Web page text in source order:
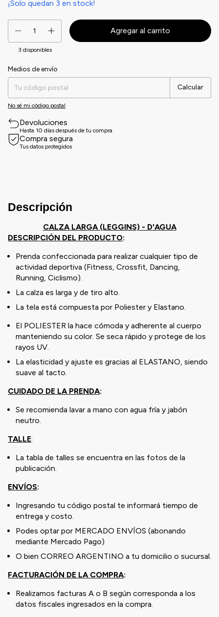
¡Solo quedan 3 en stock!
3 disponibles
Entregas para el CP:
Medios de envío
Calcular
No sé mi código postal
Devoluciones
Hasta 10 días después de tu compra
Compra segura
Tus datos protegidos
Descripción
CALZA LARGA (LEGGINS) - D'AGUA
DESCRIPCIÓN DEL PRODUCTO:
Prenda confeccionada para realizar cualquier tipo de
actividad deportiva (Fitness, Crossfit, Dancing,
Running, Ciclismo).
La calza es larga y de tiro alto.
La tela está compuesta por Poliester y Elastano.
El POLIESTER la hace cómoda y adherente al cuerpo
manteniendo su color. Se seca rápido y protege de los
rayos UV.
La elasticidad y ajuste es gracias al ELASTANO, siendo
suave al tacto.
CUIDADO DE LA PRENDA:
Se recomienda lavar a mano con agua fría y jabón
neutro.
TALLE:
La tabla de talles se encuentra en las fotos de la
publicación.
ENVÍOS:
Ingresando tu código postal te informará tiempo de
entrega y costo.
Podes optar por MERCADO ENVÍOS (abonando
mediante Mercado Pago)
O bien CORREO ARGENTINO a tu domicilio o sucursal.
FACTURACIÓN DE LA COMPRA:
Realizamos facturas A o B según corresponda a los
datos fiscales ingresados en la compra.